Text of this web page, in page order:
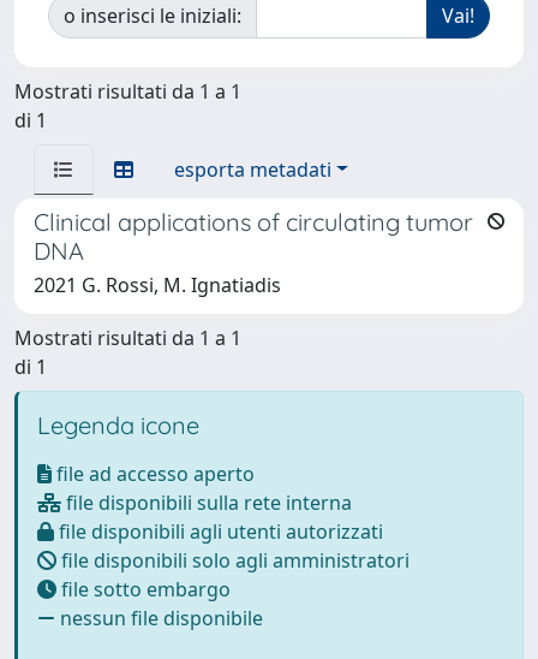
o inserisci le iniziali:
Mostrati risultati da 1 a 1
di 1
esporta metadati
Clinical applications of circulating tumor
DNA
2021 G. Rossi, M. Ignatiadis
Mostrati risultati da 1 a 1
di 1
Legenda icone
file ad accesso aperto
file disponibili sulla rete interna
file disponibili agli utenti autorizzati
file disponibili solo agli amministratori
file sotto embargo
nessun file disponibile